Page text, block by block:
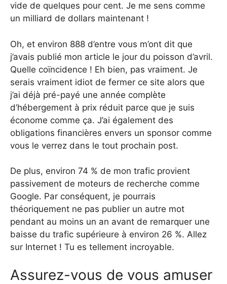
vide de quelques pour cent. Je me sens comme
un milliard de dollars maintenant !
Oh, et environ 888 d’entre vous m’ont dit que
j’avais publié mon article le jour du poisson d’avril.
Quelle coïncidence ! Eh bien, pas vraiment. Je
serais vraiment idiot de fermer ce site alors que
j’ai déjà pré-payé une année complète
d’hébergement à prix réduit parce que je suis
économe comme ça. J’ai également des
obligations financières envers un sponsor comme
vous le verrez dans le tout prochain post.
De plus, environ 74 % de mon trafic provient
passivement de moteurs de recherche comme
Google. Par conséquent, je pourrais
théoriquement ne pas publier un autre mot
pendant au moins un an avant de remarquer une
baisse du trafic supérieure à environ 26 %. Allez
sur Internet ! Tu es tellement incroyable.
Assurez-vous de vous amuser